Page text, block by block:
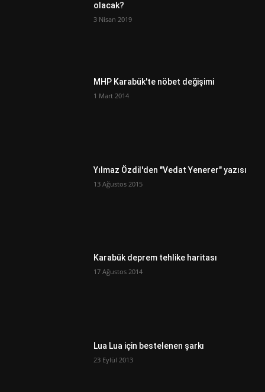
olacak?
3 Nisan 2019
MHP Karabük'te nöbet değişimi
1 Mart 2014
Yılmaz Özdil'den "Vedat Yenerer" yazısı
13 Ağustos 2015
Karabük deprem tehlike haritası
17 Ağustos 2014
Lua Lua için bestelenen şarkı
23 Eylül 2013